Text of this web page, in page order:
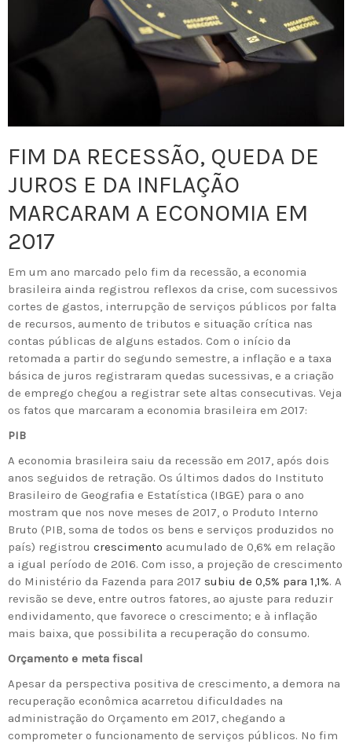
FIM DA RECESSÃO, QUEDA DE
JUROS E DA INFLAÇÃO
MARCARAM A ECONOMIA EM
2017
Em um ano marcado pelo fim da recessão, a economia
brasileira ainda registrou reflexos da crise, com sucessivos
cortes de gastos, interrupção de serviços públicos por falta
de recursos, aumento de tributos e situação crítica nas
contas públicas de alguns estados. Com o início da
retomada a partir do segundo semestre, a inflação e a taxa
básica de juros registraram quedas sucessivas, e a criação
de emprego chegou a registrar sete altas consecutivas. Veja
os fatos que marcaram a economia brasileira em 2017:
PIB
A economia brasileira saiu da recessão em 2017, após dois
anos seguidos de retração. Os últimos dados do Instituto
Brasileiro de Geografia e Estatística (IBGE) para o ano
mostram que nos nove meses de 2017, o Produto Interno
Bruto (PIB, soma de todos os bens e serviços produzidos no
país) registrou crescimento acumulado de 0,6% em relação
a igual período de 2016. Com isso, a projeção de crescimento
do Ministério da Fazenda para 2017 subiu de 0,5% para 1,1%. A
revisão se deve, entre outros fatores, ao ajuste para reduzir
endividamento, que favorece o crescimento; e à inflação
mais baixa, que possibilita a recuperação do consumo.
Orçamento e meta fiscal
Apesar da perspectiva positiva de crescimento, a demora na
recuperação econômica acarretou dificuldades na
administração do Orçamento em 2017, chegando a
comprometer o funcionamento de serviços públicos. No fim